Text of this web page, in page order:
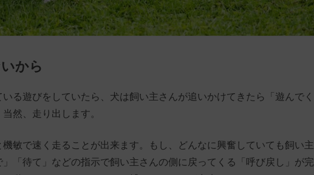
から
る遊びをしていたら、犬は飼い主さんが追いかけてきたら「遊んでく
然、走り出します。
敏で速く走ることが出来ます。もし、どんなに興奮していても飼い主
「待て」などの指示で飼い主さんの側に戻ってくる「呼び戻し」が完